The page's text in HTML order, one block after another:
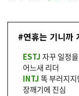
#연휴는 기니까
ESTJ자꾸 일정
어느새 리더
INTJ똑 부러지
장깨기에 진심